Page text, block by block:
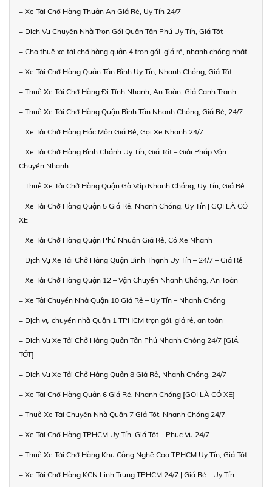
+ Xe Tải Chở Hàng Thuận An Giá Rẻ, Uy Tín 24/7
+ Dịch Vụ Chuyển Nhà Trọn Gói Quận Tân Phú Uy Tín, Giá Tốt
+ Cho thuê xe tải chở hàng quận 4 trọn gói, giá rẻ, nhanh chóng nhất
+ Xe Tải Chở Hàng Quận Tân Bình Uy Tín, Nhanh Chóng, Giá Tốt
+ Thuê Xe Tải Chở Hàng Đi Tỉnh Nhanh, An Toàn, Giá Cạnh Tranh
+ Thuê Xe Tải Chở Hàng Quận Bình Tân Nhanh Chóng, Giá Rẻ, 24/7
+ Xe Tải Chở Hàng Hóc Môn Giá Rẻ, Gọi Xe Nhanh 24/7
+ Xe Tải Chở Hàng Bình Chánh Uy Tín, Giá Tốt – Giải Pháp Vận
Chuyển Nhanh
+ Thuê Xe Tải Chở Hàng Quận Gò Vấp Nhanh Chóng, Uy Tín, Giá Rẻ
+ Xe Tải Chở Hàng Quận 5 Giá Rẻ, Nhanh Chóng, Uy Tín | GỌI LÀ CÓ
XE
+ Xe Tải Chở Hàng Quận Phú Nhuận Giá Rẻ, Có Xe Nhanh
+ Dịch Vụ Xe Tải Chở Hàng Quận Bình Thạnh Uy Tín – 24/7 – Giá Rẻ
+ Xe Tải Chở Hàng Quận 12 – Vận Chuyển Nhanh Chóng, An Toàn
+ Xe Tải Chuyển Nhà Quận 10 Giá Rẻ – Uy Tín – Nhanh Chóng
+ Dịch vụ chuyển nhà Quận 1 TPHCM trọn gói, giá rẻ, an toàn
+ Dịch Vụ Xe Tải Chở Hàng Quận Tân Phú Nhanh Chóng 24/7 [GIÁ
TỐT]
+ Dịch Vụ Xe Tải Chở Hàng Quận 8 Giá Rẻ, Nhanh Chóng, 24/7
+ Xe Tải Chở Hàng Quận 6 Giá Rẻ, Nhanh Chóng [GỌI LÀ CÓ XE]
+ Thuê Xe Tải Chuyển Nhà Quận 7 Giá Tốt, Nhanh Chóng 24/7
+ Xe Tải Chở Hàng TPHCM Uy Tín, Giá Tốt – Phục Vụ 24/7
+ Thuê Xe Tải Chở Hàng Khu Công Nghệ Cao TPHCM Uy Tín, Giá Tốt
+ Xe Tải Chở Hàng KCN Linh Trung TPHCM 24/7 | Giá Rẻ - Uy Tín